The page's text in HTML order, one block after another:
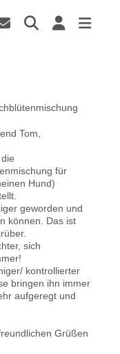
Tom,
für
Hund)
geworden und
können. Das ist
sich
kontrollierter
bringen ihn immer
aufgeregt und
Grüßen